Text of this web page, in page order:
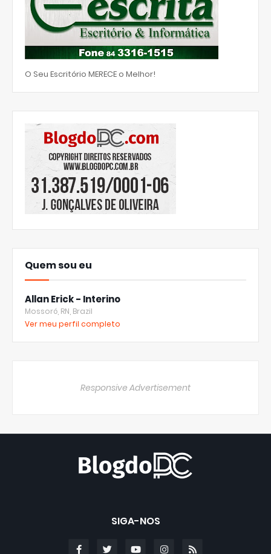
O Seu Escritório MERECE o Melhor!
Quem sou eu
Allan Erick - Interino
Mossoró, RN, Brazil
Ver meu perfil completo
Responsive Advertisement
SIGA-NOS